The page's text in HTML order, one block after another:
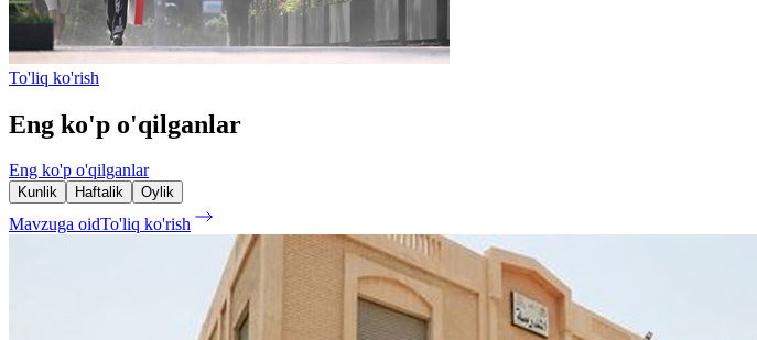
To'liq ko'rish
Eng ko'p o'qilganlar
Eng ko'p o'qilganlar
Kunlik Haftalik Oylik
Mavzuga oidTo'liq ko'rish